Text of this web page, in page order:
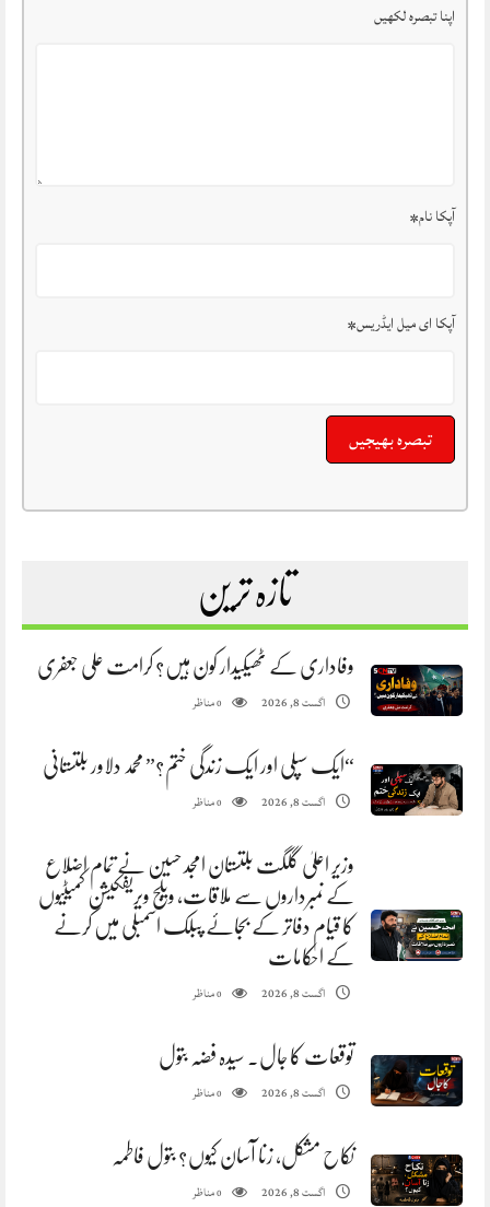
اپنا تبصرہ لکھیں
آپکا نام*
آپکا ای میل ایڈریس*
تازہ ترین
وفاداری کے ٹھیکیدار کون ہیں؟ کرامت علی جعفری
اگست 8, 2026 0مناظر
“ایک سپلی اور ایک زندگی ختم؟” محمد دلاور بلتستانی
اگست 8, 2026 0مناظر
وزیر اعلیٰ گلگت بلتستان امجد حسین نے تمام اضلاع
کے نمبرداروں سے ملاقات، ویلج ویریفکیشن کمیٹیوں
کا قیام دفاتر کے بجائے پبلک اسمبلی میں کرنے
کے احکامات
اگست 8, 2026 0مناظر
توقعات کا جال. سیدہ فضہ بتول
اگست 8, 2026 0مناظر
نکاح مشکل، زنا آسان کیوں؟ بتول فاطمہ
اگست 8, 2026 0مناظر